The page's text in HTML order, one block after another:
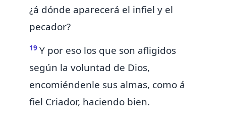
¿á dónde aparecerá el infiel y el
pecador?
19 Y por eso los que son afligidos
según la voluntad de Dios,
encomiéndenle sus almas, como á
fiel Criador, haciendo bien.